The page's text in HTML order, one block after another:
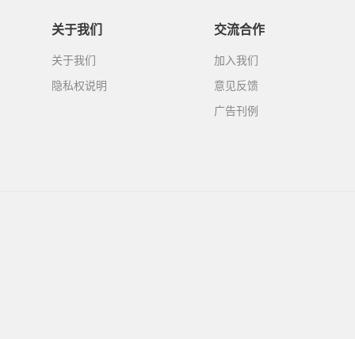
关于我们
关于我们
隐私权说明
交流合作
加入我们
意见反馈
广告刊例